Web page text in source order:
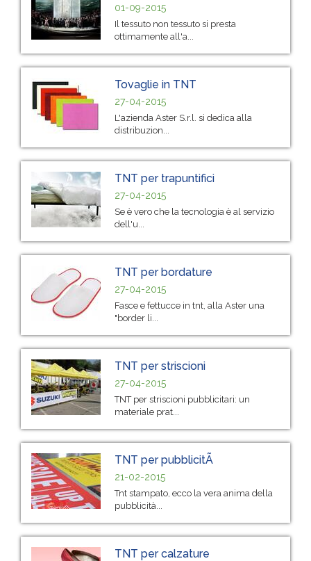
01-09-2015
Il tessuto non tessuto si presta
ottimamente all'a...
Tovaglie in TNT
27-04-2015
L'azienda Aster S.r.l. si dedica alla
distribuzion...
TNT per trapuntifici
27-04-2015
Se è vero che la tecnologia è al servizio
dell'u...
TNT per bordature
27-04-2015
Fasce e fettucce in tnt, alla Aster una
"border li...
TNT per striscioni
27-04-2015
TNT per striscioni pubblicitari: un
materiale prat...
TNT per pubblicitÃ
21-02-2015
Tnt stampato, ecco la vera anima della
pubblicità...
TNT per calzature